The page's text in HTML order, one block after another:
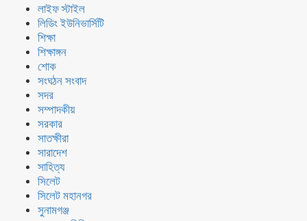
লাইফ স্টাইল
লিডিং ইউনিভার্সিটি
শিক্ষা
শিক্ষাঙ্গন
শোক
সংঘঠন সংবাদ
সদর
সম্পাদকীয়
সরকার
সাতক্ষীরা
সারাদেশ
সাহিত্য
সিলেট
সিলেট মহানগর
সুনামগঞ্জ